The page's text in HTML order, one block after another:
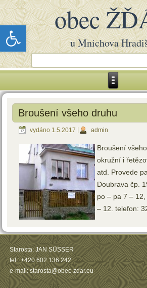
Open toolbar obec
u Mnichova
Broušení všeho druhu
vydáno 1.5.2017 admin
Broušení
okružní i
atd. Provede
Doubrava čp.
po – pa 7 –
– 12. telefon:
Starosta: JAN SÜSSER
tel.: +420 602 136 242
e-mail: starosta@obec-zdar.eu